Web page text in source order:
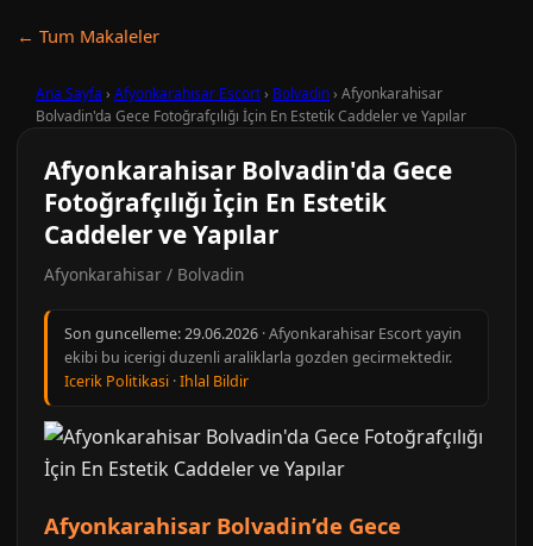
← Tum Makaleler
Ana Sayfa › Afyonkarahisar Escort› Bolvadin› Afyonkarahisar
Bolvadin'da Gece Fotoğrafçılığı İçin En Estetik Caddeler ve Yapılar
Afyonkarahisar Bolvadin'da Gece
Fotoğrafçılığı İçin En Estetik
Caddeler ve Yapılar
Afyonkarahisar / Bolvadin
Son guncelleme:29.06.2026 · Afyonkarahisar Escort yayin
ekibi bu icerigi duzenli araliklarla gozden gecirmektedir.
Icerik Politikasi ·Ihlal Bildir
Afyonkarahisar Bolvadin’de Gece